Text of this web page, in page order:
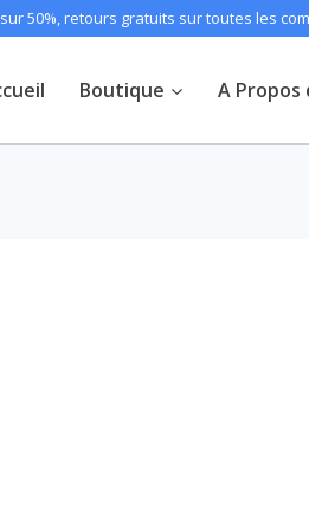
50%, retours gratuits sur toutes les
Boutique A Propos